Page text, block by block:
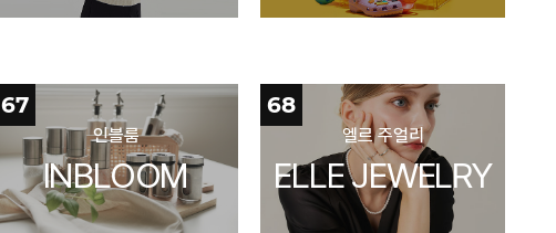
67
인블룸
INBLOOM
68
엘르 주얼리
ELLE JEWELRY